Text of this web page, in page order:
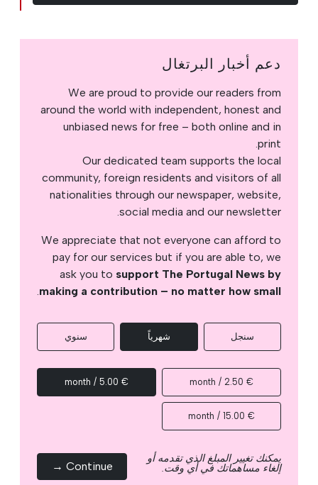
دعم أخبار البرتغال
We are proud to provide our readers from
around the world with independent, honest and
unbiased news for free – both online and in
print.
Our dedicated team supports the local
community, foreign residents and visitors of all
nationalities through our newspaper, website,
social media and our newsletter.
We appreciate that not everyone can afford to
pay for our services but if you are able to, we
ask you to support The Portugal News by
making a contribution – no matter how small
.
سنجل شهرياً سنوي
€ 2.50 / month
€ 5.00 / month
€ 15.00 / month
يمكنك تغيير المبلغ الذي تقدمه أو
إلغاء مساهماتك في أي وقت. Continue →